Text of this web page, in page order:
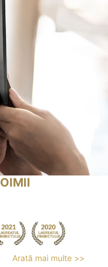
Arată mai multe >>